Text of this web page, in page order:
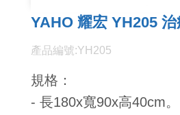
YAHO 耀宏 YH205 治
產品編號:YH205
規格：
- 長180x寬90x高40cm。